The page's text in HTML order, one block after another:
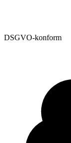
DSGVO-konform